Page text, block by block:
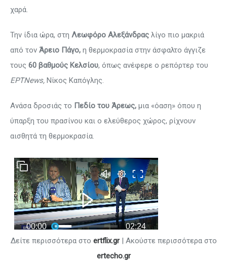
χαρά.
Την ίδια ώρα, στη Λεωφόρο Αλεξάνδρας λίγο πιο μακριά
από τον Άρειο Πάγο, η θερμοκρασία στην άσφαλτο άγγιζε
τους 60 βαθμούς Κελσίου, όπως ανέφερε ο ρεπόρτερ του
ΕΡΤΝews, Νίκος Καπόγλης.
Ανάσα δροσιάς το Πεδίο του Άρεως, μια «όαση» όπου η
ύπαρξη του πρασίνου και ο ελεύθερος χώρος, ρίχνουν
αισθητά τη θερμοκρασία.
Δείτε περισσότερα στο ertflix.gr| Ακούστε περισσότερα στο
ertecho.gr